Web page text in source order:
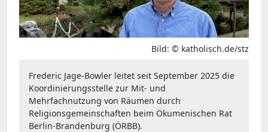
Bild: © katholisch.de/stz
Frederic Jage-Bowler leitet seit September 2025 die
Koordinierungsstelle zur Mit- und
Mehrfachnutzung von Räumen durch
Religionsgemeinschaften beim Ökumenischen Rat
Berlin-Brandenburg (ÖRBB).